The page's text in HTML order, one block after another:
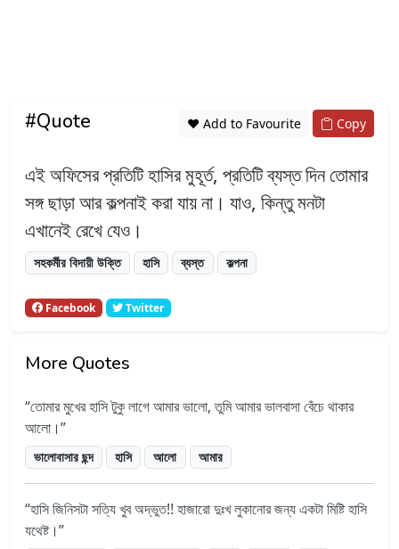
#Quote ❤️ Add to Favourite Copy
এই অফিসের প্রতিটি হাসির মুহূর্ত, প্রতিটি ব্যস্ত দিন তোমার
সঙ্গ ছাড়া আর কল্পনাই করা যায় না। যাও, কিন্তু মনটা
এখানেই রেখে যেও।
সহকর্মীর বিদায়ী উক্তি হাসি ব্যস্ত কল্পনা
Facebook Twitter
More Quotes
তোমার মুখের হাসি টুকু লাগে আমার ভালো, তুমি আমার ভালবাসা বেঁচে থাকার
আলো।
ভালোবাসার ছন্দ হাসি আলো আমার
হাসি জিনিসটা সত্যি খুব অদ্ভুত!! হাজারো দুঃখ লুকানোর জন্য একটা মিষ্টি হাসি
যথেষ্ট।